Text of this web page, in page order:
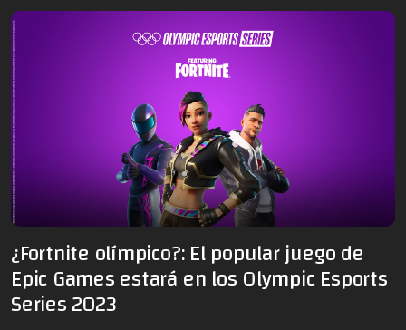
¿Fortnite olímpico?: El popular juego de
Epic Games estará en los Olympic Esports
Series 2023